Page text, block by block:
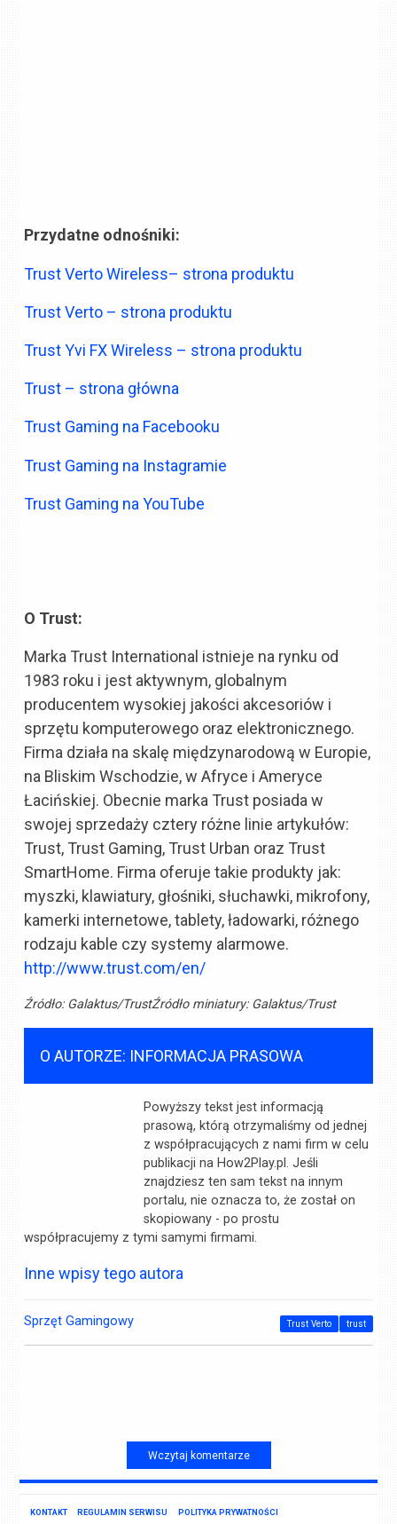
Przydatne odnośniki:
Trust Verto Wireless– strona produktu
Trust Verto – strona produktu
Trust Yvi FX Wireless – strona produktu
Trust – strona główna
Trust Gaming na Facebooku
Trust Gaming na Instagramie
Trust Gaming na YouTube
O Trust:
Marka Trust International istnieje na rynku od
1983 roku i jest aktywnym, globalnym
producentem wysokiej jakości akcesoriów i
sprzętu komputerowego oraz elektronicznego.
Firma działa na skalę międzynarodową w Europie,
na Bliskim Wschodzie, w Afryce i Ameryce
Łacińskiej. Obecnie marka Trust posiada w
swojej sprzedaży cztery różne linie artykułów:
Trust, Trust Gaming, Trust Urban oraz Trust
SmartHome. Firma oferuje takie produkty jak:
myszki, klawiatury, głośniki, słuchawki, mikrofony,
kamerki internetowe, tablety, ładowarki, różnego
rodzaju kable czy systemy alarmowe.
http://www.trust.com/en/
Źródło:Galaktus/TrustŹródło miniatury:Galaktus/Trust
O AUTORZE: INFORMACJA PRASOWA
Powyższy tekst jest informacją
prasową, którą otrzymaliśmy od jednej
z współpracujących z nami firm w celu
publikacji na How2Play.pl. Jeśli
znajdziesz ten sam tekst na innym
portalu, nie oznacza to, że został on
skopiowany - po prostu
współpracujemy z tymi samymi firmami.
Inne wpisy tego autora
Sprzęt Gamingowy trust
Trust Verto
Wczytaj komentarze
KONTAKT REGULAMIN SERWISU POLITYKA PRYWATNOŚCI